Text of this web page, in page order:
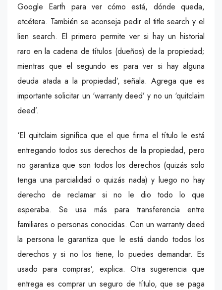
Google Earth para ver cómo está, dónde queda,
etcétera. También se aconseja pedir el title search y el
lien search. El primero permite ver si hay un historial
raro en la cadena de títulos (dueños) de la propiedad;
mientras que el segundo es para ver si hay alguna
deuda atada a la propiedad’, señala. Agrega que es
importante solicitar un ‘warranty deed’ y no un ‘quitclaim
deed’.
‘El quitclaim significa que el que firma el título le está
entregando todos sus derechos de la propiedad, pero
no garantiza que son todos los derechos (quizás solo
tenga una parcialidad o quizás nada) y luego no hay
derecho de reclamar si no le dio todo lo que
esperaba. Se usa más para transferencia entre
familiares o personas conocidas. Con un warranty deed
la persona le garantiza que le está dando todos los
derechos y si no los tiene, lo puedes demandar. Es
usado para compras’, explica. Otra sugerencia que
entrega es comprar un seguro de título, que se paga